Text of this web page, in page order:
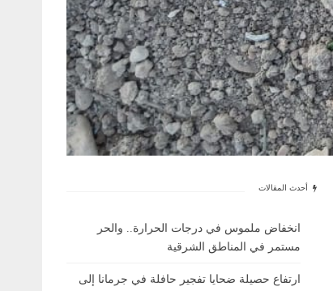
أحدث المقالات
انخفاض ملموس في درجات الحرارة.. والحر
مستمر في المناطق الشرقية
ارتفاع حصيلة ضحايا تفجير حافلة في جرمانا إلى